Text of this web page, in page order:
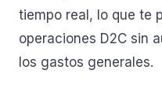
tiempo real, lo que te
operaciones D2C sin
los gastos generales.